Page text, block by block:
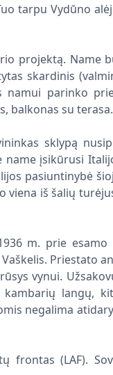
tarpu Vydūno
projektą. Name
skardinis
parinko
balkonas su terasa.
sklypą
įsikūrusi
pasiuntinybė
viena iš šalių
m. prie
Priestato
vynui.
kambarių langų,
negalima
frontas (LAF).